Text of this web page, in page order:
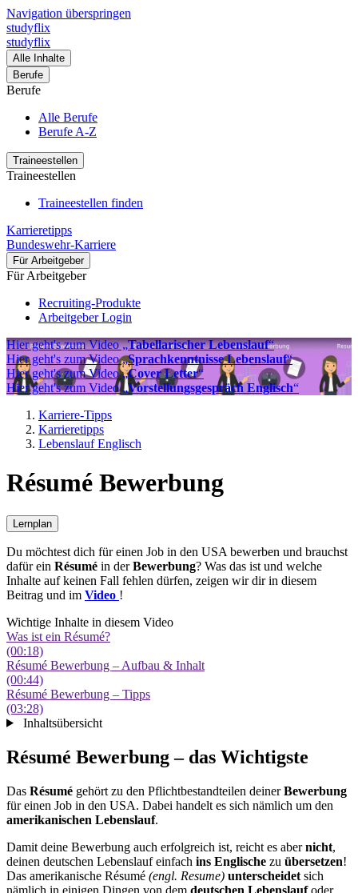
Navigation überspringen
studyflix
studyflix
Alle Inhalte
Berufe
Berufe
Alle Berufe
Berufe A-Z
Traineestellen
Traineestellen
Traineestellen finden
Karrieretipps
Bundeswehr-Karriere
Für Arbeitgeber
Für Arbeitgeber
Recruiting-Produkte
Arbeitgeber Login
Hier geht's zum Video „Tabellarischer Lebenslauf“
Hier geht's zum Video „Sprachkenntnisse Lebenslauf“
Hier geht's zum Video „Cover Letter“
Hier geht's zum Video „Vorstellungsgespräch Englisch“
Karriere-Tipps
Karrieretipps
Lebenslauf Englisch
Résumé Bewerbung
Lernplan
Du möchtest dich für einen Job in den USA bewerben und brauchst
dafür ein Résumé in derBewerbung? Was das ist und welche
Inhalte auf keinen Fall fehlen dürfen, zeigen wir dir in diesem
Beitrag und im Video !
Wichtige Inhalte in diesem Video
Was ist ein Résumé?
(00:18)
Résumé Bewerbung – Aufbau & Inhalt
(00:44)
Résumé Bewerbung – Tipps
(03:28)
Inhaltsübersicht
Résumé Bewerbung – das Wichtigste
Das Résumé gehört zu den Pflichtbestandteilen deinerBewerbung
für einen Job in den USA. Dabei handelt es sich nämlich um den
amerikanischen Lebenslauf.
Damit deine Bewerbung auch erfolgreich ist, reicht es abernicht,
deinen deutschen Lebenslauf einfach ins Englische zu übersetzen!
Das amerikanische Résumé (engl. Resume) unterscheidet sich
nämlich in einigen Dingen von dem deutschen Lebenslaufoder